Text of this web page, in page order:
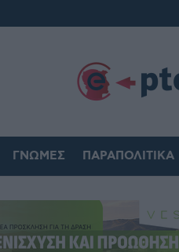
ΓΝΏΜΕΣ ΠΑΡΑΠΟΛΙΤΙΚΆ